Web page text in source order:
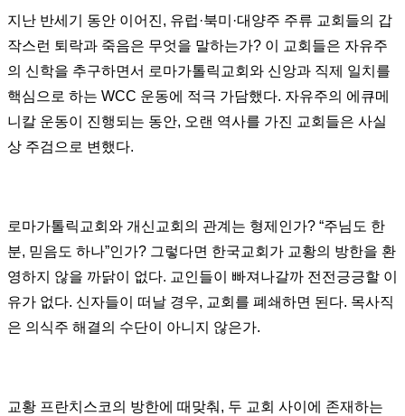
지난 반세기 동안 이어진, 유럽·북미·대양주 주류 교회들의 갑
작스런 퇴락과 죽음은 무엇을 말하는가? 이 교회들은 자유주
의 신학을 추구하면서 로마가톨릭교회와 신앙과 직제 일치를
핵심으로 하는 WCC 운동에 적극 가담했다. 자유주의 에큐메
니칼 운동이 진행되는 동안, 오랜 역사를 가진 교회들은 사실
상 주검으로 변했다.
로마가톨릭교회와 개신교회의 관계는 형제인가? “주님도 한
분, 믿음도 하나”인가? 그렇다면 한국교회가 교황의 방한을 환
영하지 않을 까닭이 없다. 교인들이 빠져나갈까 전전긍긍할 이
유가 없다. 신자들이 떠날 경우, 교회를 폐쇄하면 된다. 목사직
은 의식주 해결의 수단이 아니지 않은가.
교황 프란치스코의 방한에 때맞춰, 두 교회 사이에 존재하는